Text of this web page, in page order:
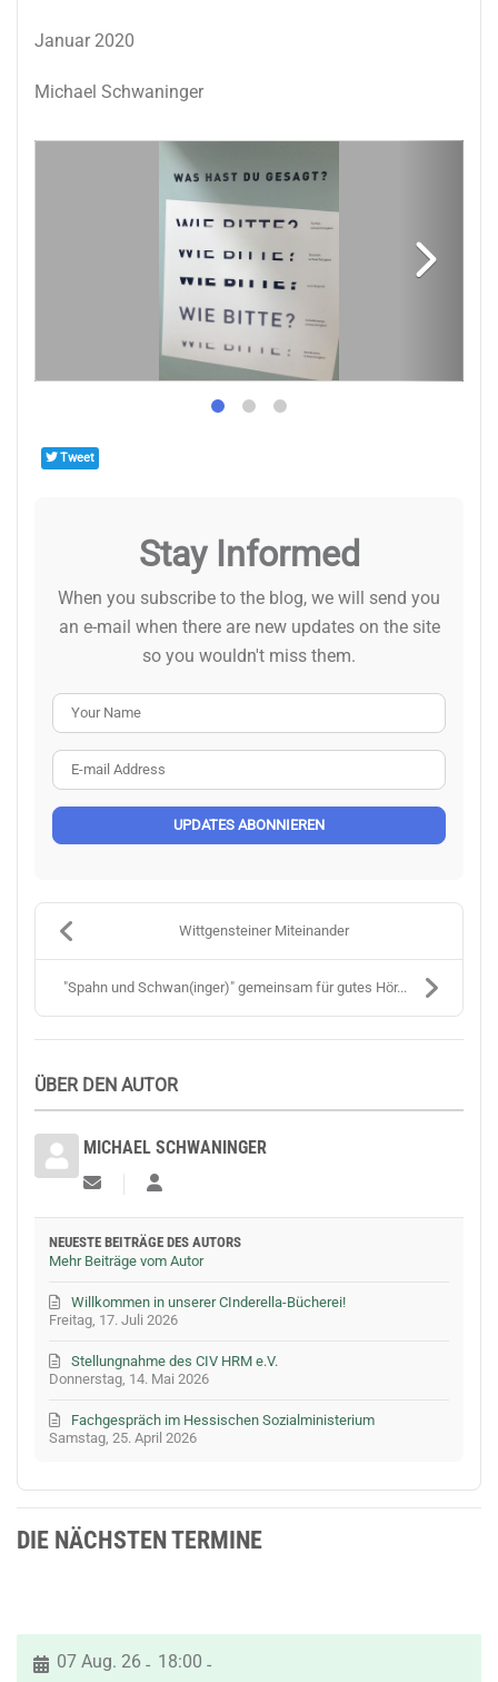
Januar 2020
Michael Schwaninger
Tweet
Stay Informed
When you subscribe to the blog, we will send you
an e-mail when there are new updates on the site
so you wouldn't miss them.
UPDATES ABONNIEREN
Wittgensteiner Miteinander
"Spahn und Schwan(inger)" gemeinsam für gutes Hör...
ÜBER DEN AUTOR
MICHAEL SCHWANINGER
Updates abonnieren
NEUESTE BEITRÄGE DES AUTORS
Mehr Beiträge vom Autor
Freitag, 17. Juli 2026
Willkommen in unserer CInderella-Bücherei!
Donnerstag, 14. Mai 2026
Stellungnahme des CIV HRM e.V.
Samstag, 25. April 2026
Fachgespräch im Hessischen Sozialministerium
DIE NÄCHSTEN TERMINE
07 Aug. 26 - 18:00 -